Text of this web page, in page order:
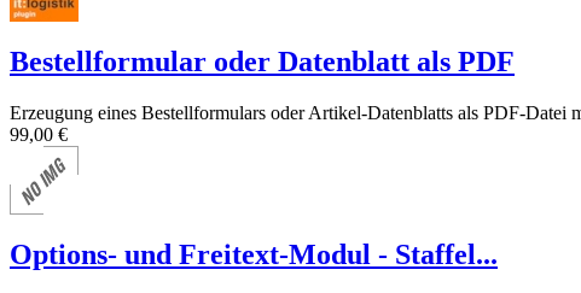
Bestellformular oder Datenblatt als PDF
Erzeugung eines Bestellformulars oder Artikel-Datenblatts als PDF-Datei
99,00 €
Options- und Freitext-Modul - Staffel...